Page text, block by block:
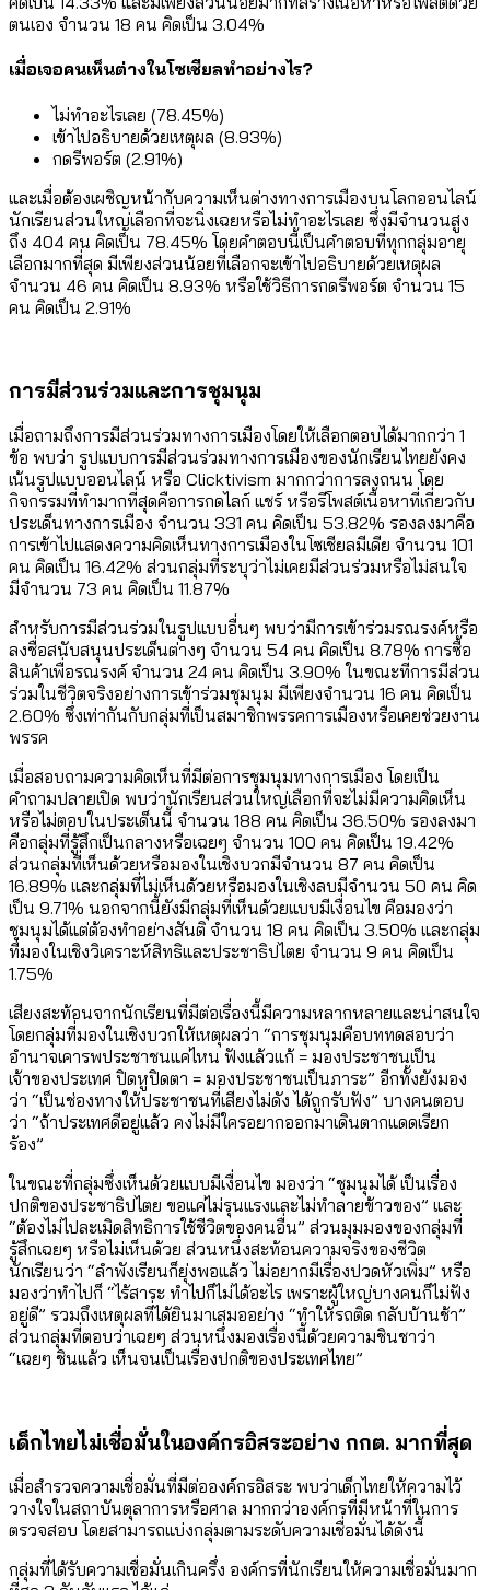
ตนเอง จำนวน 18 คน คิดเป็น 3.04%
เมื่อเจอคนเห็นต่างในโซเชียลทำอย่างไร?
ไม่ทำอะไรเลย (78.45%)
เข้าไปอธิบายด้วยเหตุผล (8.93%)
กดรีพอร์ต (2.91%)
และเมื่อต้องเผชิญหน้ากับความเห็นต่างทางการเมืองบนโลกออนไลน์
นักเรียนส่วนใหญ่เลือกที่จะนิ่งเฉยหรือไม่ทำอะไรเลย ซึ่งมีจำนวนสูง
ถึง 404 คน คิดเป็น 78.45% โดยคำตอบนี้เป็นคำตอบที่ทุกกลุ่มอายุ
เลือกมากที่สุด มีเพียงส่วนน้อยที่เลือกจะเข้าไปอธิบายด้วยเหตุผล
จำนวน 46 คน คิดเป็น 8.93% หรือใช้วิธีการกดรีพอร์ต จำนวน 15
คน คิดเป็น 2.91%
การมีส่วนร่วมและการชุมนุม
เมื่อถามถึงการมีส่วนร่วมทางการเมืองโดยให้เลือกตอบได้มากกว่า 1
ข้อ พบว่า รูปแบบการมีส่วนร่วมทางการเมืองของนักเรียนไทยยังคง
เน้นรูปแบบออนไลน์ หรือ Clicktivism มากกว่าการลงถนน โดย
กิจกรรมที่ทำมากที่สุดคือการกดไลก์ แชร์ หรือรีโพสต์เนื้อหาที่เกี่ยวกับ
ประเด็นทางการเมือง จำนวน 331 คน คิดเป็น 53.82% รองลงมาคือ
การเข้าไปแสดงความคิดเห็นทางการเมืองในโซเชียลมีเดีย จำนวน 101
คน คิดเป็น 16.42% ส่วนกลุ่มที่ระบุว่าไม่เคยมีส่วนร่วมหรือไม่สนใจ
มีจำนวน 73 คน คิดเป็น 11.87%
สำหรับการมีส่วนร่วมในรูปแบบอื่นๆ พบว่ามีการเข้าร่วมรณรงค์หรือ
ลงชื่อสนับสนุนประเด็นต่างๆ จำนวน 54 คน คิดเป็น 8.78% การซื้อ
สินค้าเพื่อรณรงค์ จำนวน 24 คน คิดเป็น 3.90% ในขณะที่การมีส่วน
ร่วมในชีวิตจริงอย่างการเข้าร่วมชุมนุม มีเพียงจำนวน 16 คน คิดเป็น
2.60% ซึ่งเท่ากันกับกลุ่มที่เป็นสมาชิกพรรคการเมืองหรือเคยช่วยงาน
พรรค
เมื่อสอบถามความคิดเห็นที่มีต่อการชุมนุมทางการเมือง โดยเป็น
คำถามปลายเปิด พบว่านักเรียนส่วนใหญ่เลือกที่จะไม่มีความคิดเห็น
หรือไม่ตอบในประเด็นนี้ จำนวน 188 คน คิดเป็น 36.50% รองลงมา
คือกลุ่มที่รู้สึกเป็นกลางหรือเฉยๆ จำนวน 100 คน คิดเป็น 19.42%
ส่วนกลุ่มที่เห็นด้วยหรือมองในเชิงบวกมีจำนวน 87 คน คิดเป็น
16.89% และกลุ่มที่ไม่เห็นด้วยหรือมองในเชิงลบมีจำนวน 50 คน คิด
เป็น 9.71% นอกจากนี้ยังมีกลุ่มที่เห็นด้วยแบบมีเงื่อนไข คือมองว่า
ชุมนุมได้แต่ต้องทำอย่างสันติ จำนวน 18 คน คิดเป็น 3.50% และกลุ่ม
ที่มองในเชิงวิเคราะห์สิทธิและประชาธิปไตย จำนวน 9 คน คิดเป็น
1.75%
เสียงสะท้อนจากนักเรียนที่มีต่อเรื่องนี้มีความหลากหลายและน่าสนใจ
โดยกลุ่มที่มองในเชิงบวกให้เหตุผลว่า “การชุมนุมคือบททดสอบว่า
อำนาจเคารพประชาชนแค่ไหน ฟังแล้วแก้ = มองประชาชนเป็น
เจ้าของประเทศ ปิดหูปิดตา = มองประชาชนเป็นภาระ” อีกทั้งยังมอง
ว่า “เป็นช่องทางให้ประชาชนที่เสียงไม่ดัง ได้ถูกรับฟัง” บางคนตอบ
ว่า “ถ้าประเทศดีอยู่แล้ว คงไม่มีใครอยากออกมาเดินตากแดดเรียก
ร้อง”
ในขณะที่กลุ่มซึ่งเห็นด้วยแบบมีเงื่อนไข มองว่า “ชุมนุมได้ เป็นเรื่อง
ปกติของประชาธิปไตย ขอแค่ไม่รุนแรงและไม่ทำลายข้าวของ” และ
“ต้องไม่ไปละเมิดสิทธิการใช้ชีวิตของคนอื่น” ส่วนมุมมองของกลุ่มที่
รู้สึกเฉยๆ หรือไม่เห็นด้วย ส่วนหนึ่งสะท้อนความจริงของชีวิต
นักเรียนว่า “ลำพังเรียนก็ยุ่งพอแล้ว ไม่อยากมีเรื่องปวดหัวเพิ่ม” หรือ
มองว่าทำไปก็ “ไร้สาระ ทำไปก็ไม่ได้อะไร เพราะผู้ใหญ่บางคนก็ไม่ฟัง
อยู่ดี” รวมถึงเหตุผลที่ได้ยินมาเสมออย่าง “ทำให้รถติด กลับบ้านช้า”
ส่วนกลุ่มที่ตอบว่าเฉยๆ ส่วนหนึ่งมองเรื่องนี้ด้วยความชินชาว่า
“เฉยๆ ชินแล้ว เห็นจนเป็นเรื่องปกติของประเทศไทย”
เด็กไทยไม่เชื่อมั่นในองค์กรอิสระอย่าง กกต. มากที่สุด
เมื่อสำรวจความเชื่อมั่นที่มีต่อองค์กรอิสระ พบว่าเด็กไทยให้ความไว้
วางใจในสถาบันตุลาการหรือศาล มากกว่าองค์กรที่มีหน้าที่ในการ
ตรวจสอบ โดยสามารถแบ่งกลุ่มตามระดับความเชื่อมั่นได้ดังนี้
กลุ่มที่ได้รับความเชื่อมั่นเกินครึ่ง องค์กรที่นักเรียนให้ความเชื่อมั่นมาก